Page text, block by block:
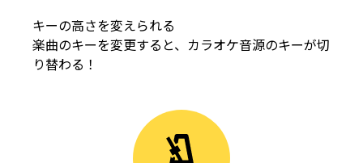
キーの高さを変えられる
楽曲のキーを変更すると、カラオケ音源のキーが切
り替わる！